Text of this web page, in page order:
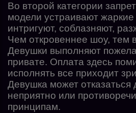
Во второй категории
модели устраивают
интригуют, соблазняют,
Чем откровеннее шоу, тем
Девушки выполняют
привате. Оплата здесь
исполнять все приходит
Девушка может отказаться
неприятно или
принципам.